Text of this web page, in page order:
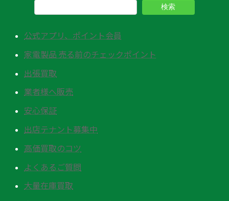
検索
公式アプリ、ポイント会員
家電製品 売る前のチェックポイント
出張買取
業者様へ販売
安心保証
出店テナント募集中
高価買取のコツ
よくあるご質問
大量在庫買取